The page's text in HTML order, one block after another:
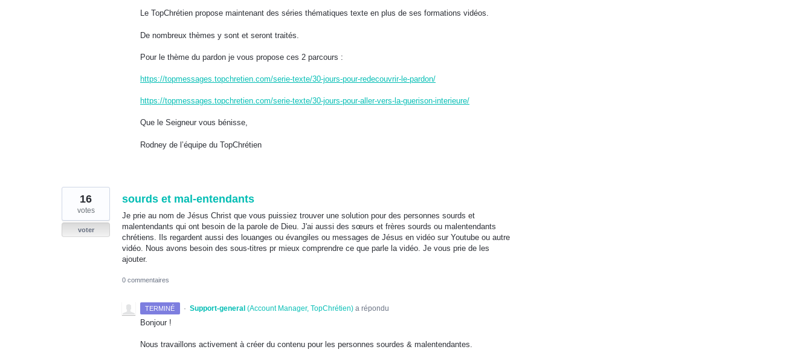
Le TopChrétien propose maintenant des séries thématiques texte en plus de ses formations vidéos.
De nombreux thèmes y sont et seront traités.
Pour le thème du pardon je vous propose ces 2 parcours :
https://topmessages.topchretien.com/serie-texte/30-jours-pour-redecouvrir-le-pardon/
https://topmessages.topchretien.com/serie-texte/30-jours-pour-aller-vers-la-guerison-interieure/
Que le Seigneur vous bénisse,
Rodney de l’équipe du TopChrétien
sourds et mal-entendants
Je prie au nom de Jésus Christ que vous puissiez trouver une solution pour des personnes sourds et
malentendants qui ont besoin de la parole de Dieu. J'ai aussi des sœurs et frères sourds ou malentendants
chrétiens. Ils regardent aussi des louanges ou évangiles ou messages de Jésus en vidéo sur Youtube ou autre
vidéo. Nous avons besoin des sous-titres pr mieux comprendre ce que parle la vidéo. Je vous prie de les
ajouter.
16
votes
voter
0 commentaires
TERMINÉ · Support-general (Account Manager, TopChrétien)a répondu
Bonjour !
Nous travaillons activement à créer du contenu pour les personnes sourdes & malentendantes.